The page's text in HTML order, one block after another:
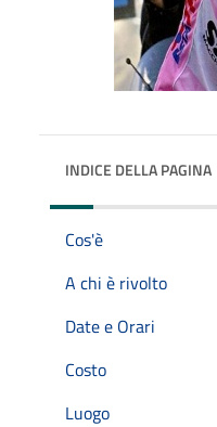
INDICE DELLA PAGINA
Cos'è
A chi è rivolto
Date e Orari
Costo
Luogo